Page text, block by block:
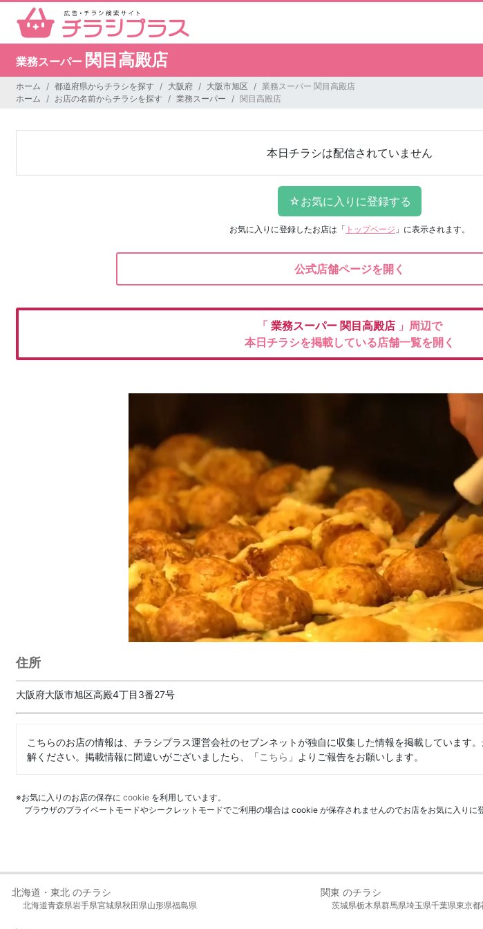
業務スーパー 関目高殿店
ホーム 都道府県からチラシを探す 大阪府 大阪市旭区
業務スーパー 関目高殿店
ホーム
お店の名前からチラシを探す 業務スーパー 関目高殿店
本日チラシは配信されていません
お気に入りに登録したお店は 「 トップページ 」に表示されます。
公式店舗ページを開く
「 業務スーパー 関目高殿店 」周辺で
本日チラシを掲載している店舗一覧を開く
住所
大阪府大阪市旭区高殿4丁目3番27号
こちらのお店の情報は、チラシプラス運営会社のセブンネットが独自に収集した情報を掲載しています
解ください。掲載情報に間違いがございましたら、「こちら 」よりご報告をお願いします。
※お気に入りのお店の保存に cookie を利用しています。
ブラウザのプライベートモードやシークレットモードでご利用の場合は cookie が保存されませんのでお店をお気に入りに
北海道・東北 のチラシ
北海道青森県岩手県宮城県秋田県山形県福島県
関東 のチラシ
茨城県栃木県群馬県埼玉県千葉県東京都